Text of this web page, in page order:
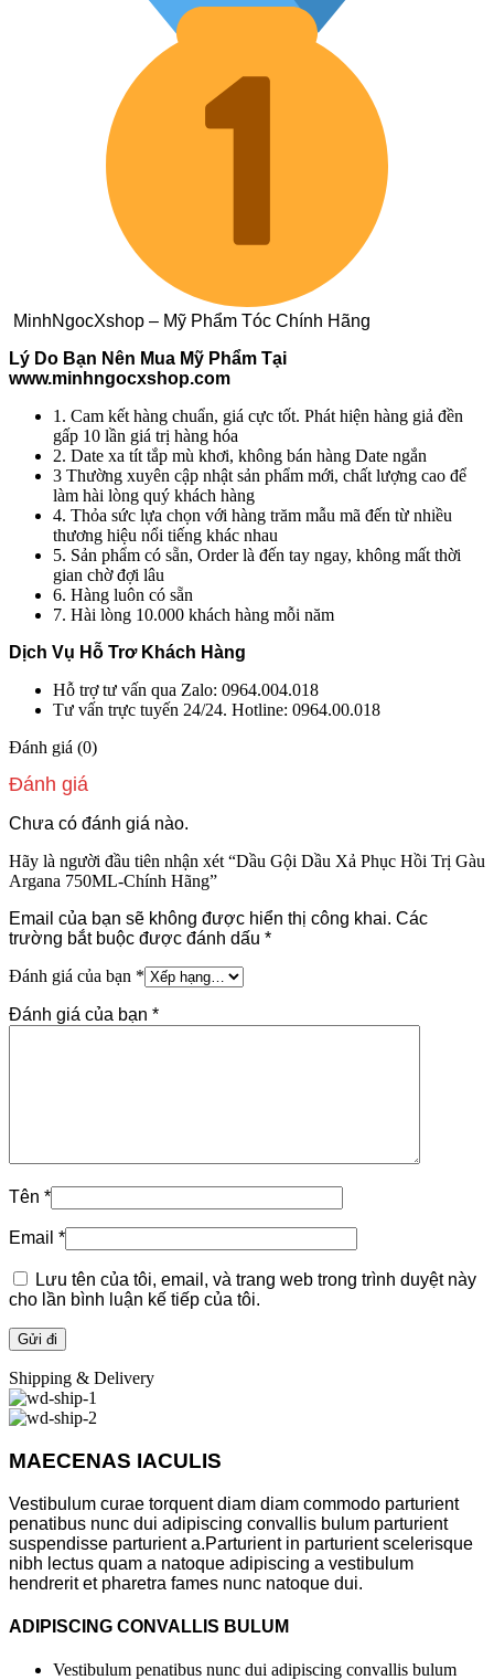
MinhNgocXshop – Mỹ Phẩm Tóc Chính Hãng
Lý Do Bạn Nên Mua Mỹ Phẩm Tại
www.minhngocxshop.com
1. Cam kết hàng chuẩn, giá cực tốt. Phát hiện hàng giả đền
gấp 10 lần giá trị hàng hóa
2. Date xa tít tắp mù khơi, không bán hàng Date ngắn
3 Thường xuyên cập nhật sản phẩm mới, chất lượng cao để
làm hài lòng quý khách hàng
4. Thỏa sức lựa chọn với hàng trăm mẫu mã đến từ nhiều
thương hiệu nổi tiếng khác nhau
5. Sản phẩm có sẵn, Order là đến tay ngay, không mất thời
gian chờ đợi lâu
6. Hàng luôn có sẵn
7. Hài lòng 10.000 khách hàng mỗi năm
Dịch Vụ Hỗ Trơ Khách Hàng
Hỗ trợ tư vấn qua Zalo: 0964.004.018
Tư vấn trực tuyến 24/24. Hotline: 0964.00.018
Đánh giá (0)
Đánh giá
Chưa có đánh giá nào.
Hãy là người đầu tiên nhận xét “Dầu Gội Dầu Xả Phục Hồi Trị Gàu
Argana 750ML-Chính Hãng”
Email của bạn sẽ không được hiển thị công khai. Các
trường bắt buộc được đánh dấu *
Đánh giá của bạn *
Đánh giá của bạn *
Tên *
Email *
Lưu tên của tôi, email, và trang web trong trình duyệt này
cho lần bình luận kế tiếp của tôi.
Shipping & Delivery
MAECENAS IACULIS
Vestibulum curae torquent diam diam commodo parturient
penatibus nunc dui adipiscing convallis bulum parturient
suspendisse parturient a.Parturient in parturient scelerisque
nibh lectus quam a natoque adipiscing a vestibulum
hendrerit et pharetra fames nunc natoque dui.
ADIPISCING CONVALLIS BULUM
Vestibulum penatibus nunc dui adipiscing convallis bulum